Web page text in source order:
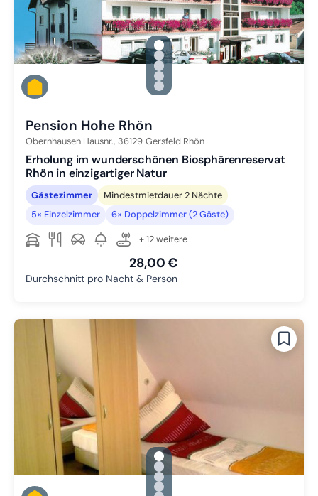
gallery.slide_selector
Zu Slide 1 wechseln
Zu Slide 2 wechseln
Zu Slide 3 wechseln
Zu Slide 4 wechseln
Zu Slide 5 wechseln
Pension Hohe Rhön
Obernhausen Hausnr., 36129 Gersfeld Rhön
Erholung im wunderschönen Biosphärenreservat
Rhön in einzigartiger Natur
Gästezimmer
Mindestmietdauer 2 Nächte
5× Einzelzimmer
6× Doppelzimmer (2 Gäste)
+ 12 weitere
28,00 €
Durchschnitt pro Nacht & Person
gallery.slide_selector
Zu Slide 1 wechseln
Zu Slide 2 wechseln
Zu Slide 3 wechseln